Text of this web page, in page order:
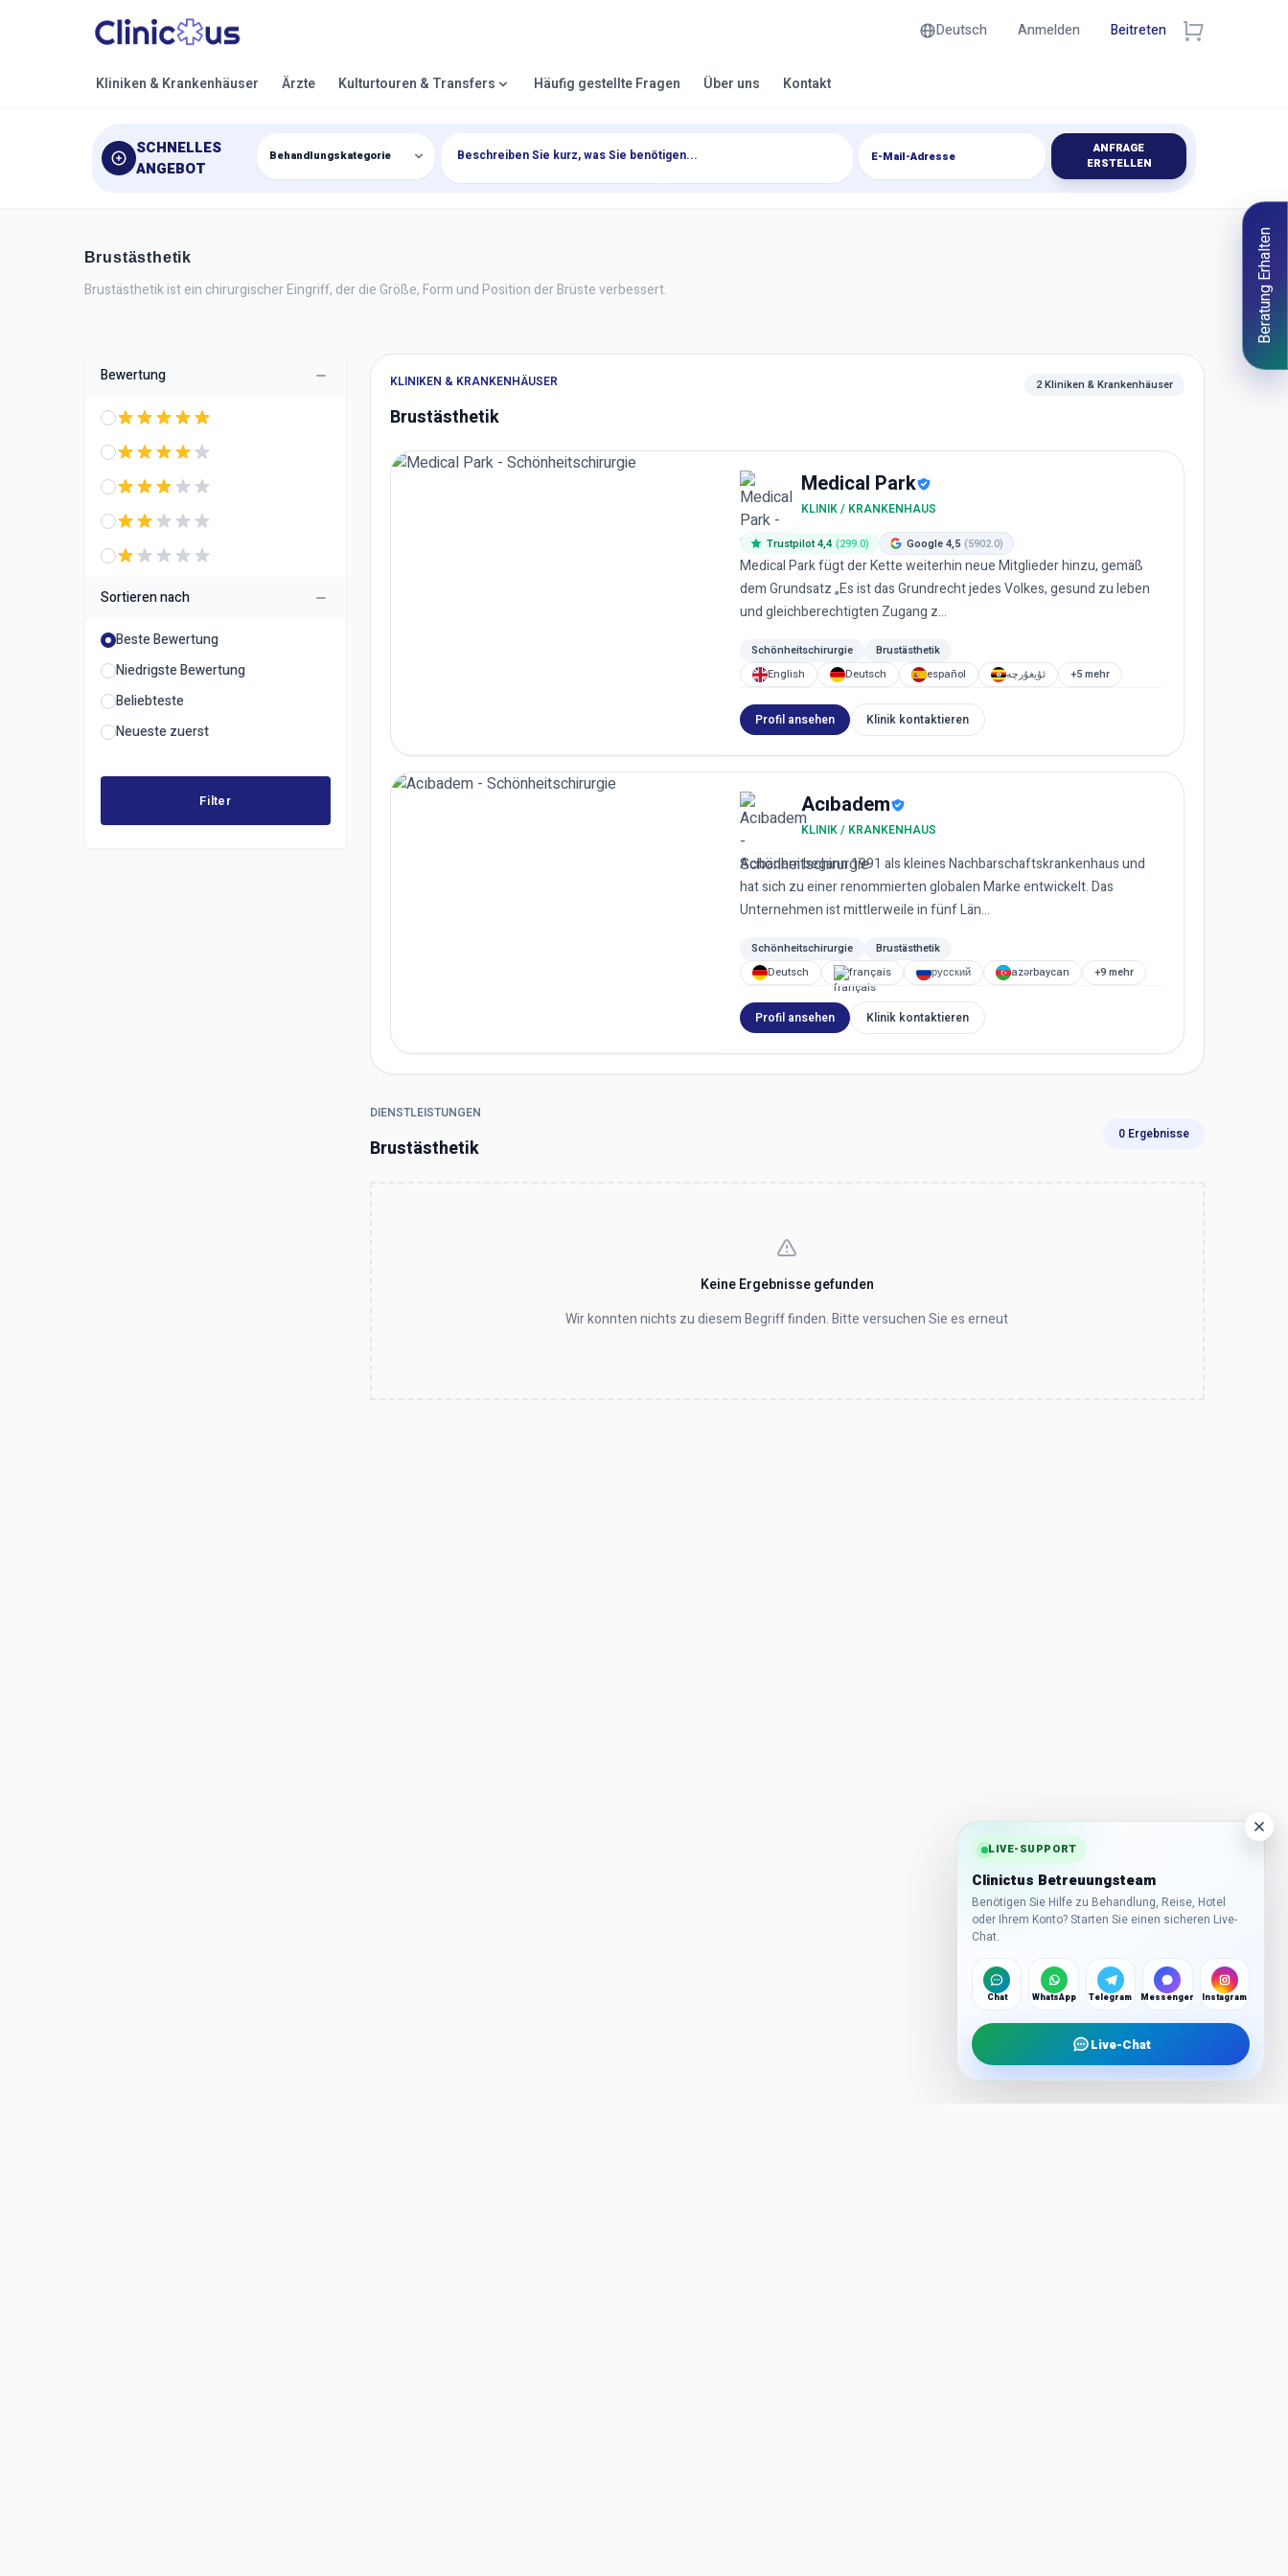
Deutsch Anmelden Beitreten
Kliniken & Krankenhäuser Ärzte Kulturtouren & Transfers Häufig gestellte Fragen Über uns Kontakt
SCHNELLES
ANGEBOT
ANFRAGE
ERSTELLEN
Beratung Erhalten
Brustästhetik
Brustästhetik ist ein chirurgischer Eingriff, der die Größe, Form und Position der Brüste verbessert.
Bewertung
Sortieren nach
Beste Bewertung
Niedrigste Bewertung
Beliebteste
Neueste zuerst
Filter
KLINIKEN & KRANKENHÄUSER
Brustästhetik
2 Kliniken & Krankenhäuser
Medical Park
KLINIK / KRANKENHAUS
Trustpilot 4,4 (299.0) Google 4,5 (5902.0)
Medical Park fügt der Kette weiterhin neue Mitglieder hinzu, gemäß
dem Grundsatz „Es ist das Grundrecht jedes Volkes, gesund zu leben
und gleichberechtigten Zugang z...
Schönheitschirurgie
Brustästhetik
English
Deutsch español ئۇيغۇرچە +5 mehr
Profil ansehen Klinik kontaktieren
Acıbadem
KLINIK / KRANKENHAUS
Acıbadem begann 1991 als kleines Nachbarschaftskrankenhaus und
hat sich zu einer renommierten globalen Marke entwickelt. Das
Unternehmen ist mittlerweile in fünf Län...
Schönheitschirurgie
Brustästhetik
Deutsch
français русский azərbaycan +9 mehr
Profil ansehen Klinik kontaktieren
DIENSTLEISTUNGEN
Brustästhetik
0 Ergebnisse
Keine Ergebnisse gefunden
Wir konnten nichts zu diesem Begriff finden. Bitte versuchen Sie es erneut
LIVE-SUPPORT
Clinictus Betreuungsteam
Benötigen Sie Hilfe zu Behandlung, Reise, Hotel
oder Ihrem Konto? Starten Sie einen sicheren Live-
Chat.
Chat WhatsApp Telegram Messenger Instagram
Live-Chat